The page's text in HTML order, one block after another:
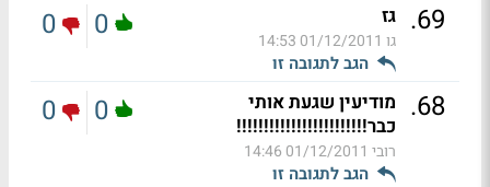
69
. גז
גו 01/12/2011 14:53
הגב לתגובה זו
0
0
68
. מודיעין שגעת אותי
כבר!!!!!!!!!!!!!!!!!!!!!!!!
רובי 01/12/2011 14:46
הגב לתגובה זו
0
0